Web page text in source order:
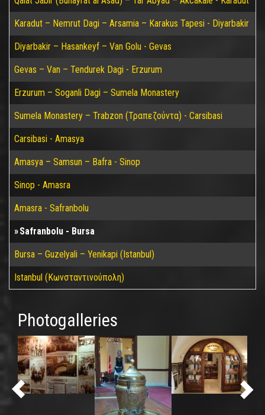
Karadut – Nemrut Dagi – Arsamia – Karakus Tapesi - Diyarbakir
Diyarbakir – Hasankeyf – Van Golu - Gevas
Gevas – Van – Tendurek Dagi - Erzurum
Erzurum – Soganli Dagi – Sumela Monastery
Sumela Monastery – Trabzon (Τραπεζούντα) - Carsibasi
Carsibasi - Amasya
Amasya – Samsun – Bafra - Sinop
Sinop - Amasra
Amasra - Safranbolu
Safranbolu - Bursa
Bursa – Guzelyali – Yenikapi (Istanbul)
Istanbul (Κωνσταντινούπολη)
Photogalleries